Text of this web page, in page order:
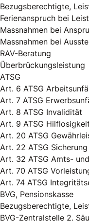
Bezugsberechtigte,
Ferienanspruch bei
Massnahmen bei
Massnahmen bei
RAV-Beratung
Überbrückungsleistung
ATSG
Art. 6 ATSG
Art. 7 ATSG
Art. 8 ATSG Invalidität
Art. 9 ATSG Hilflosigkeit
Art. 20 ATSG
Art. 22 ATSG
Art. 32 ATSG Amts-
Art. 70 ATSG
Art. 74 ATSG
BVG, Pensionskasse
Bezugsberechtigte,
BVG-Zentralstelle 2.